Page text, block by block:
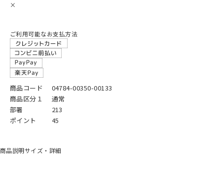
×
ご利用可能なお支払方法
商品コード
04784-00350-00133
商品区分１
通常
部署
213
ポイント
45
商品説明サイズ・詳細